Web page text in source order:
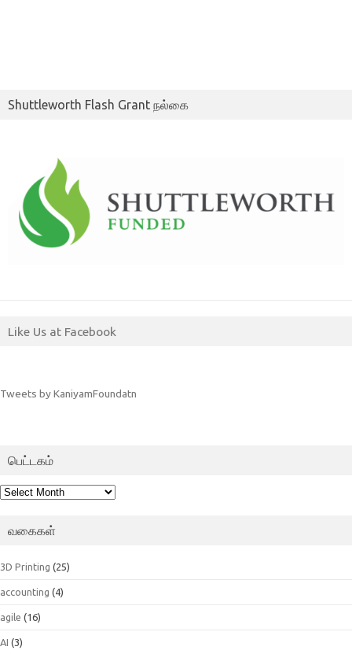
Shuttleworth Flash Grant நல்கை
Like Us at Facebook
Tweets by KaniyamFoundatn
பெட்டகம்
பெட்டகம்
வகைகள்
3D Printing (25)
accounting (4)
agile (16)
AI (3)